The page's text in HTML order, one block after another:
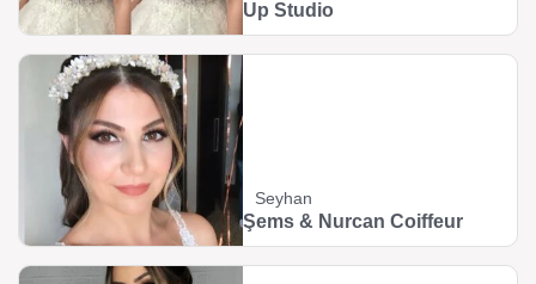
Up Studio
Seyhan
Şems & Nurcan Coiffeur